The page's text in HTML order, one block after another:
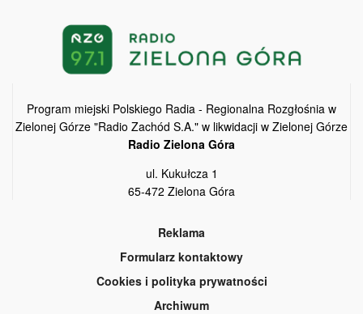
Program miejski Polskiego Radia - Regionalna Rozgłośnia w
Zielonej Górze "Radio Zachód S.A." w likwidacji w Zielonej Górze
Radio Zielona Góra
ul. Kukułcza 1
65-472 Zielona Góra
Reklama
Formularz kontaktowy
Cookies i polityka prywatności
Archiwum